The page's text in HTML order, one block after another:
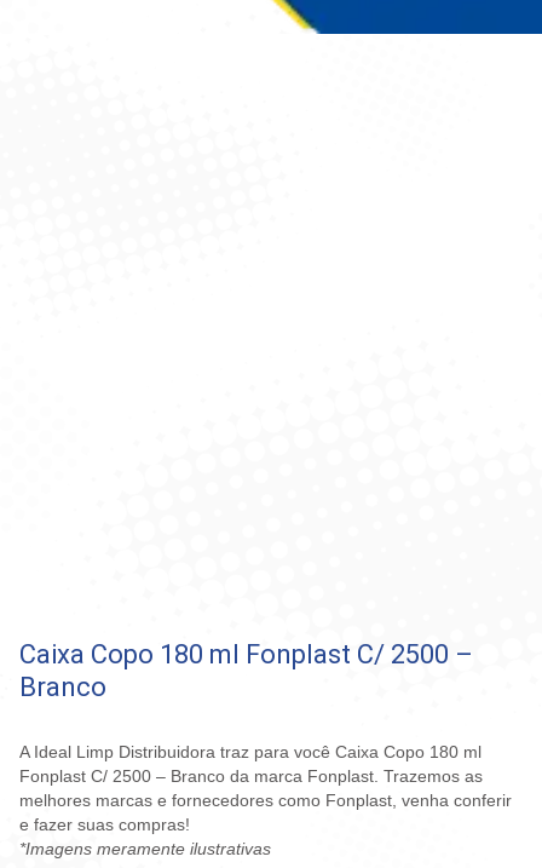
Caixa Copo 180 ml Fonplast C/ 2500 –
Branco
A Ideal Limp Distribuidora traz para você Caixa Copo 180 ml
Fonplast C/ 2500 – Branco da marca Fonplast. Trazemos as
melhores marcas e fornecedores como Fonplast, venha conferir
e fazer suas compras!
*Imagens meramente ilustrativas